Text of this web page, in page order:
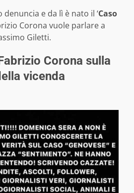
e da lì è nato il ‘Caso
Corona vuole parlare a
Giletti.
Corona sulla
vicenda